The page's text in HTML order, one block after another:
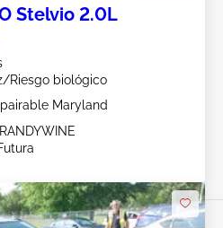
Stelvio 2.0L
Riesgo biológico
Maryland